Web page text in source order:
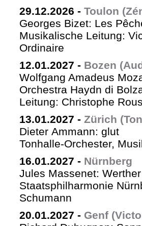
29.12.2026 - Toulon
Georges Bizet: Les
Musikalische Leitung:
Ordinaire
12.01.2027 - Bozen
Wolfgang Amadeus
Orchestra Haydn di
Leitung: Christophe
13.01.2027 - Zürich
Dieter Ammann: glut
Tonhalle-Orchester,
16.01.2027 - Nürnberg
Jules Massenet:
Staatsphilharmonie
Schumann
20.01.2027 - Genf